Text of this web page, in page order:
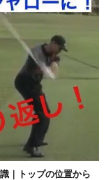
｜トップの位置から